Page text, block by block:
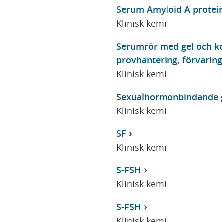
Serum Amyloid A
Klinisk kemi
Serumrör med gel och
provhantering,
Klinisk kemi
Sexualhormonbindande
Klinisk kemi
SF
Klinisk kemi
S-FSH
Klinisk kemi
S-FSH